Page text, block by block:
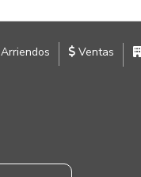
Arriendos Ventas